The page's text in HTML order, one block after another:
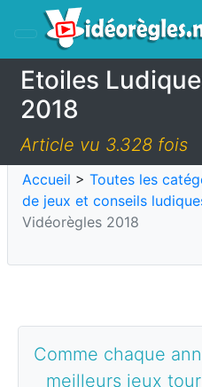
Etoiles
2018
Article vu 3.328 fois
Accueil > Toutes les
de jeux et conseils
Vidéorègles 2018
Comme chaque
meilleurs jeux